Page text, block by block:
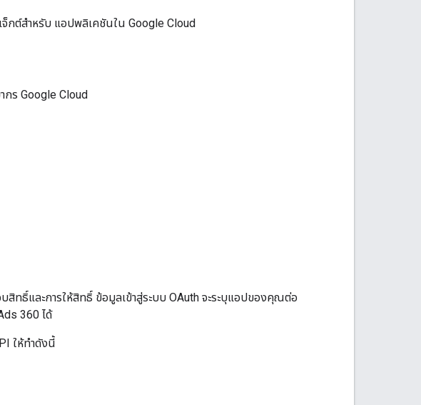
จ็กต์สำหรับ แอปพลิเคชันใน Google Cloud
กร Google Cloud
สิทธิ์และการให้สิทธิ์ ข้อมูลเข้าสู่ระบบ OAuth จะระบุแอปของคุณต่อ
360 ได้
ให้ทำดังนี้